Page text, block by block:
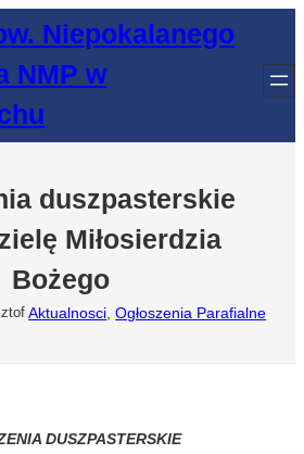
Niepokalanego
NMP w
duszpasterskie
Miłosierdzia
Bożego
Aktualnosci , Ogłoszenia Parafialne
DUSZPASTERSKIE